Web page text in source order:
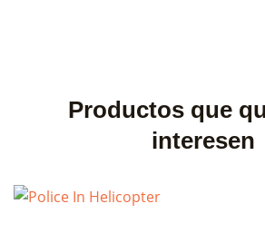
Productos que
interesen
Nombre de la lista de deseos
Debe iniciar sesión para guardar